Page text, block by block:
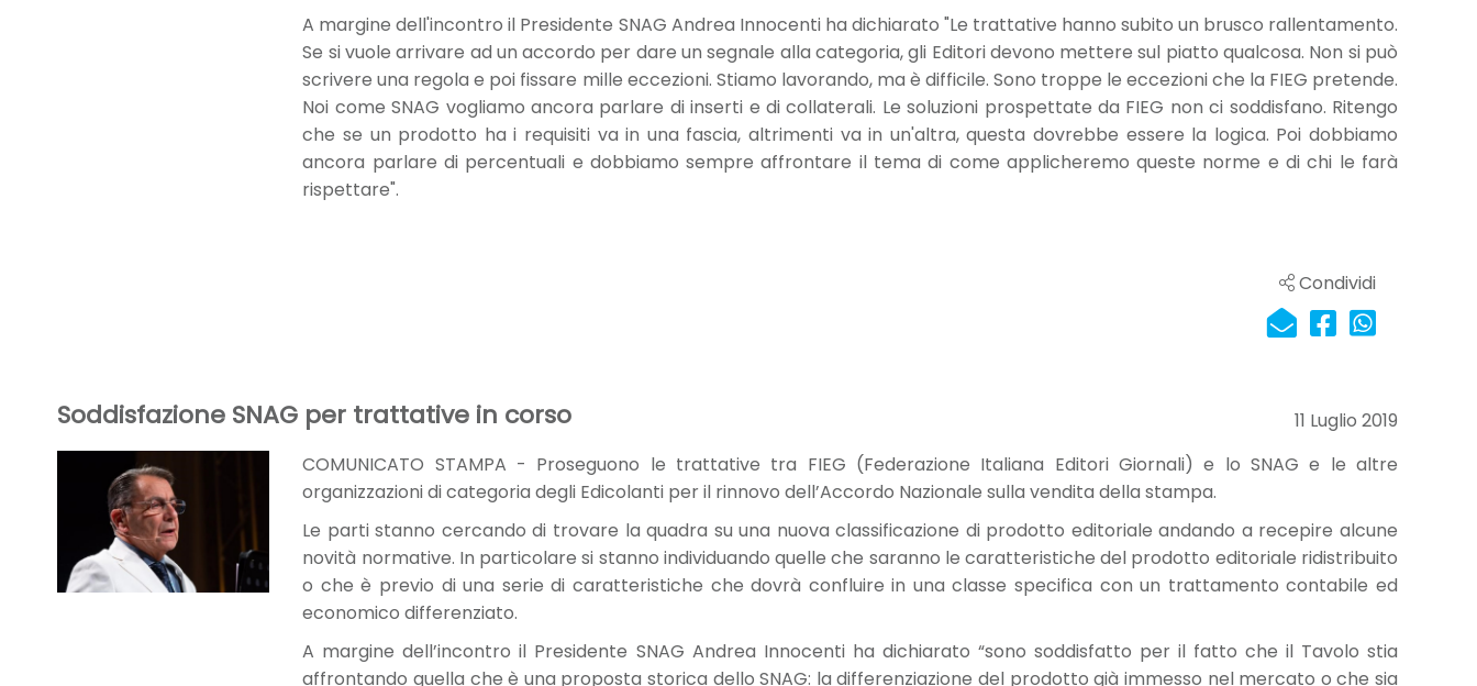
A margine dell'incontro il Presidente SNAG Andrea Innocenti ha dichiarato "Le trattative hanno subito un brusco rallentamento.
Se si vuole arrivare ad un accordo per dare un segnale alla categoria, gli Editori devono mettere sul piatto qualcosa. Non si può
scrivere una regola e poi fissare mille eccezioni. Stiamo lavorando, ma è difficile. Sono troppe le eccezioni che la FIEG pretende.
Noi come SNAG vogliamo ancora parlare di inserti e di collaterali. Le soluzioni prospettate da FIEG non ci soddisfano. Ritengo
che se un prodotto ha i requisiti va in una fascia, altrimenti va in un'altra, questa dovrebbe essere la logica. Poi dobbiamo
ancora parlare di percentuali e dobbiamo sempre affrontare il tema di come applicheremo queste norme e di chi le farà
rispettare".
Condividi
Soddisfazione SNAG per trattative in corso
11 Luglio 2019
COMUNICATO STAMPA - Proseguono le trattative tra FIEG (Federazione Italiana Editori Giornali) e lo SNAG e le altre
organizzazioni di categoria degli Edicolanti per il rinnovo dell’Accordo Nazionale sulla vendita della stampa.
Le parti stanno cercando di trovare la quadra su una nuova classificazione di prodotto editoriale andando a recepire alcune
novità normative. In particolare si stanno individuando quelle che saranno le caratteristiche del prodotto editoriale ridistribuito
o che è previo di una serie di caratteristiche che dovrà confluire in una classe specifica con un trattamento contabile ed
economico differenziato.
A margine dell’incontro il Presidente SNAG Andrea Innocenti ha dichiarato “sono soddisfatto per il fatto che il Tavolo stia
affrontando quella che è una proposta storica dello SNAG: la differenziazione del prodotto già immesso nel mercato o che sia